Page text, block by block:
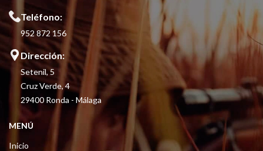
Teléfono:
952 872 156
Dirección:
Setenil, 5
Cruz Verde, 4
29400 Ronda - Málaga
MENÚ
Inicio